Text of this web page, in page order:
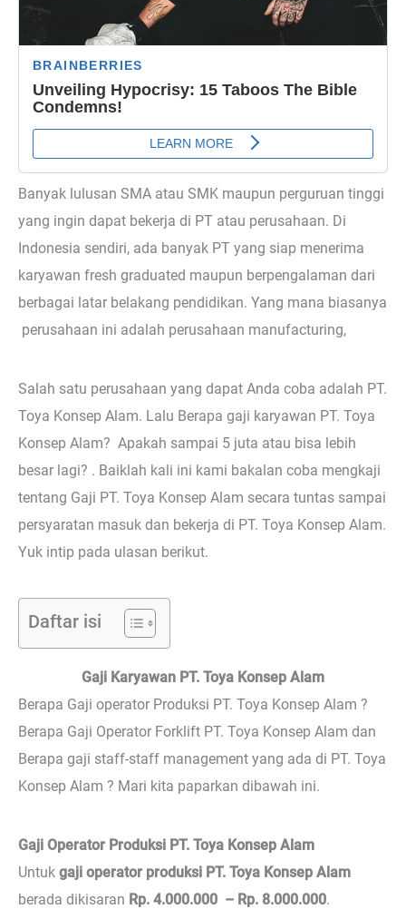
Banyak lulusan SMA atau SMK maupun perguruan tinggi
yang ingin dapat bekerja di PT atau perusahaan. Di
Indonesia sendiri, ada banyak PT yang siap menerima
karyawan fresh graduated maupun berpengalaman dari
berbagai latar belakang pendidikan. Yang mana biasanya
perusahaan ini adalah perusahaan manufacturing,
Salah satu perusahaan yang dapat Anda coba adalah PT.
Toya Konsep Alam. Lalu Berapa gaji karyawan PT. Toya
Konsep Alam? Apakah sampai 5 juta atau bisa lebih
besar lagi? . Baiklah kali ini kami bakalan coba mengkaji
tentang Gaji PT. Toya Konsep Alam secara tuntas sampai
persyaratan masuk dan bekerja di PT. Toya Konsep Alam.
Yuk intip pada ulasan berikut.
Daftar isi
Gaji Karyawan PT. Toya Konsep Alam
Berapa Gaji operator Produksi PT. Toya Konsep Alam ?
Berapa Gaji Operator Forklift PT. Toya Konsep Alam dan
Berapa gaji staff-staff management yang ada di PT. Toya
Konsep Alam ? Mari kita paparkan dibawah ini.
Gaji Operator Produksi PT. Toya Konsep Alam
Untuk gaji operator produksi PT. Toya Konsep Alam
berada dikisaran Rp. 4.000.000 – Rp. 8.000.000.